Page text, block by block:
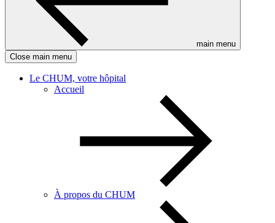
main menu
Close main menu
Le CHUM, votre hôpital
Accueil
À propos du CHUM